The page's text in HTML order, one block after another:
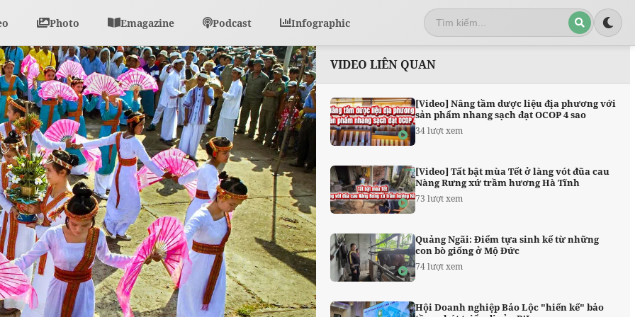
Photo Emagazine Podcast Infographic
VIDEO LIÊN QUAN
[Video] Nâng tầm dược liệu địa phương với
sản phẩm nhang sạch đạt OCOP 4 sao
34 lượt xem
[Video] Tất bật mùa Tết ở làng vót đũa cau
Nàng Rưng xứ trầm hương Hà Tĩnh
73 lượt xem
Quảng Ngãi: Điểm tựa sinh kế từ những
con bò giống ở Mộ Đức
74 lượt xem
Hội Doanh nghiệp Bảo Lộc "hiến kế" bảo